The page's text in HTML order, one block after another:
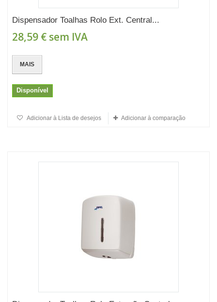
Dispensador Toalhas Rolo Ext. Central...
28,59 € sem IVA
MAIS
Disponível
Adicionar à Lista de desejos Adicionar à comparação